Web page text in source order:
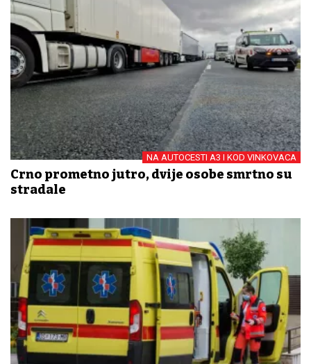
NA AUTOCESTI A3 I KOD VINKOVACA
Crno prometno jutro, dvije osobe smrtno su
stradale